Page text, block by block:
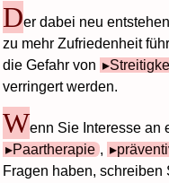
Der dabei neu
zu mehr Zufriedenheit
die Gefahr von
verringert werden.
Wenn Sie Interesse an
Paartherapie ,
Fragen haben, schreiben